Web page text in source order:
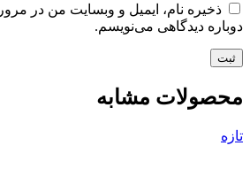
ذخیره نام، ایمیل و وبسایت من در
دوباره دیدگاهی می‌نویسم.
محصولات مشابه
تازه